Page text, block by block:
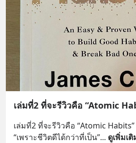
เล่มที่2 ที่จะรีวิวคือ “Atomic
เล่มที่2 ที่จะรีวิวคือ “Atomic
“เพราะชีวิตดีได้กว่าที่เป็น”... ดูเพิ่มเติ